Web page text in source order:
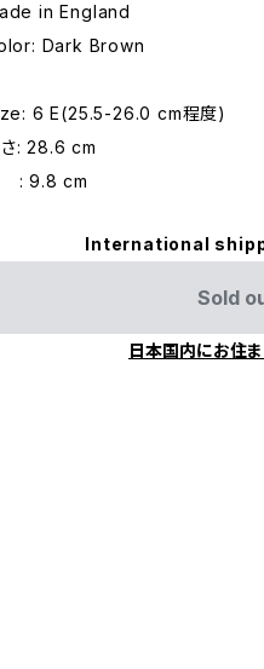
in England
Dark Brown
6 E(25.5-26.0 cm程度)
: 28.6 cm
: 9.8 cm
International
Sold
日本国内にお住